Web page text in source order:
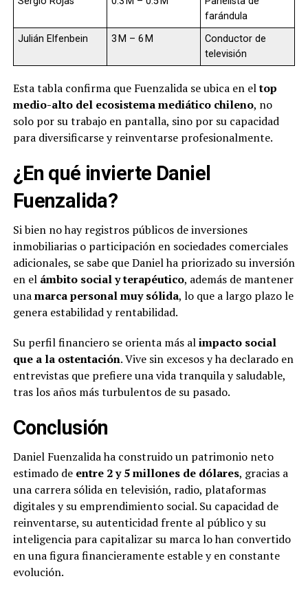
farándula
Julián Elfenbein
3 M – 6 M
Conductor de
televisión
Esta tabla confirma que Fuenzalida se ubica en eltop
medio-alto del ecosistema mediático chileno, no
solo por su trabajo en pantalla, sino por su capacidad
para diversificarse y reinventarse profesionalmente.
¿En qué invierte Daniel
Fuenzalida?
Si bien no hay registros públicos de inversiones
inmobiliarias o participación en sociedades comerciales
adicionales, se sabe que Daniel ha priorizado su inversión
en el ámbito social y terapéutico, además de mantener
unamarca personal muy sólida, lo que a largo plazo le
genera estabilidad y rentabilidad.
Su perfil financiero se orienta más alimpacto social
que a la ostentación. Vive sin excesos y ha declarado en
entrevistas que prefiere una vida tranquila y saludable,
tras los años más turbulentos de su pasado.
Conclusión
Daniel Fuenzalida ha construido un patrimonio neto
estimado de entre 2 y 5 millones de dólares, gracias a
una carrera sólida en televisión, radio, plataformas
digitales y su emprendimiento social. Su capacidad de
reinventarse, su autenticidad frente al público y su
inteligencia para capitalizar su marca lo han convertido
en una figura financieramente estable y en constante
evolución.